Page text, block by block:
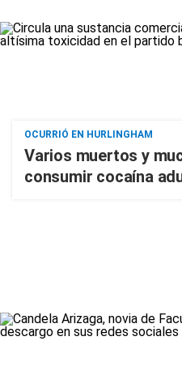
OCURRIÓ EN HURLINGHAM
Varios muertos y
consumir cocaína